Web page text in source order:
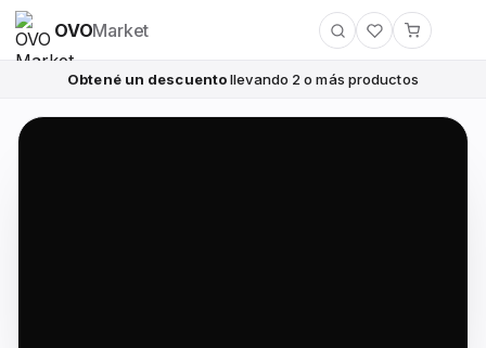
OVOMarket
Obtené un descuentollevando 2 o más productos